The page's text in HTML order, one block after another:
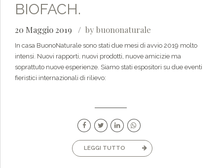
BIOFACH.
20 Maggio 2019 by buononaturale
In casa BuonoNaturale sono stati due mesi di avvio 2019 molto
intensi. Nuovi rapporti, nuovi prodotti, nuove amicizie ma
soprattuto nuove esperienze. Siamo stati espositori su due eventi
fieristici internazionali di rilievo:
LEGGI TUTTO